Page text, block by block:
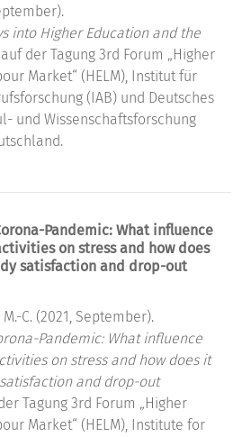
into Higher Education and the
der Tagung 3rd Forum „Higher
Market“ (HELM), Institut für
(IAB) und Deutsches
und Wissenschaftsforschung
Pandemic: What influence
on stress and how does
satisfaction and drop-out
C. (2021, September).
Pandemic: What influence
on stress and how does it
and drop-out
Tagung 3rd Forum „Higher
Market“ (HELM), Institute for